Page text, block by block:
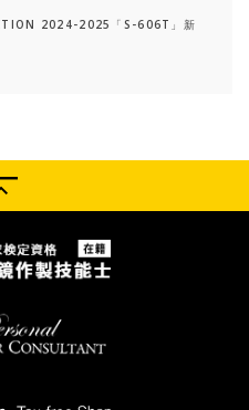
2024-2025「S-606T」新